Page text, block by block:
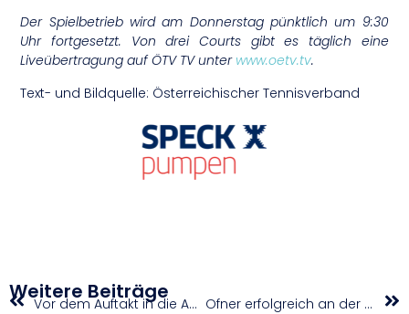
Der Spielbetrieb wird am Donnerstag pünktlich um 9:30
Uhr fortgesetzt. Von drei Courts gibt es täglich eine
Liveübertragung auf ÖTV TV unter www.oetv.tv.
Text- und Bildquelle: Österreichischer Tennisverband
Weitere Beiträge Vor dem Auftakt in die Aerobic-Nachwuchs-WM Ofner erfolgreich an der Ferse operiert